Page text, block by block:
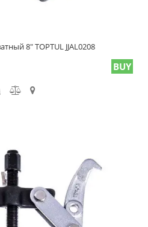
8" TOPTUL JJAL0208
BUY